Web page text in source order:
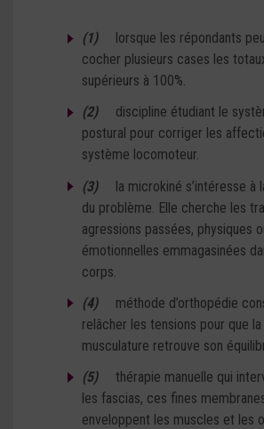
(1)
lorsque les répondants
cocher plusieurs cases les
supérieurs à 100%.
(2)
discipline étudiant le
postural pour corriger les
système locomoteur.
(3)
la microkiné s’intéresse à
du problème. Elle cherche les
agressions passées, physiques
émotionnelles emmagasinées
corps.
(4)méthode d’orthopédie
relâcher les tensions pour que la
musculature retrouve son
(5)
thérapie manuelle qui
les fascias, ces fines
enveloppent les muscles et les